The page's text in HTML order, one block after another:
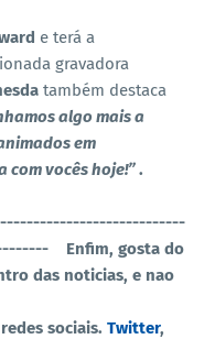
e terá a
gravadora
também destaca
algo mais a
em
vocês hoje!”.
-----------------------
Enfim, gosta do
das noticias, e nao
sociais. Twitter,